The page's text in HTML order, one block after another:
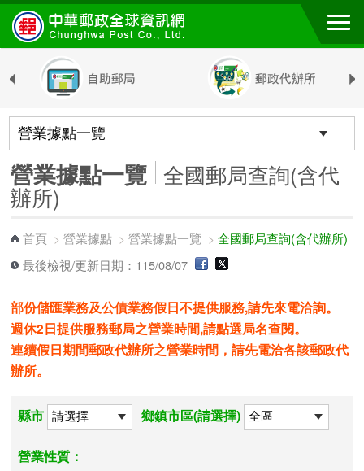
跳到主要內容區塊
營業據點一覽 全國郵局查詢(含代
辦所)
首頁 >營業據點 >營業據點一覽 >全國郵局查詢(含代辦所)
最後檢視/更新日期：115/08/07
部份儲匯業務及公債業務假日不提供服務,請先來電洽詢。
週休2日提供服務郵局之營業時間,請點選局名查閱。
連續假日期間郵政代辦所之營業時間，請先電洽各該郵政代
辦所。
縣市 鄉鎮市區(請選擇)
營業性質：